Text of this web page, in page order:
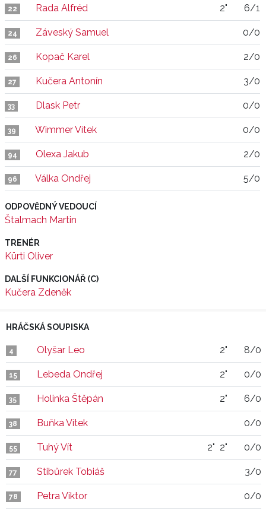
22 Rada Alfréd 2" 6/1
24 Záveský Samuel 0/0
26 Kopač Karel 2/0
27 Kučera Antonín 3/0
33 Dlask Petr 0/0
39 Wimmer Vítek 0/0
94 Olexa Jakub 2/0
96 Válka Ondřej 5/0
ODPOVĚDNÝ VEDOUCÍ
Štalmach Martin
TRENÉR
Kürti Oliver
DALŠÍ FUNKCIONÁŘ (C)
Kučera Zdeněk
HRÁČSKÁ SOUPISKA
4 Olyšar Leo 2" 8/0
15 Lebeda Ondřej 2" 0/0
35 Holinka Štěpán 2" 6/0
38 Buňka Vítek 0/0
55 Tuhý Vít 2" 2" 0/0
77 Stibůrek Tobiáš 3/0
78 Petra Viktor 0/0